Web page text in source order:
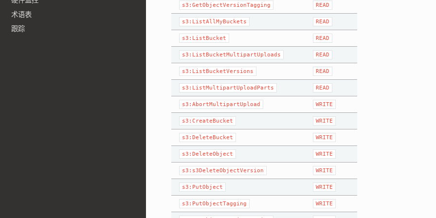
术语表
跟踪
s3:GetObjectVersionTagging READ
s3:ListAllMyBuckets READ
s3:ListBucket READ
s3:ListBucketMultipartUploads READ
s3:ListBucketVersions READ
s3:ListMultipartUploadParts READ
s3:AbortMultipartUpload WRITE
s3:CreateBucket WRITE
s3:DeleteBucket WRITE
s3:DeleteObject WRITE
s3:s3DeleteObjectVersion WRITE
s3:PutObject WRITE
s3:PutObjectTagging WRITE